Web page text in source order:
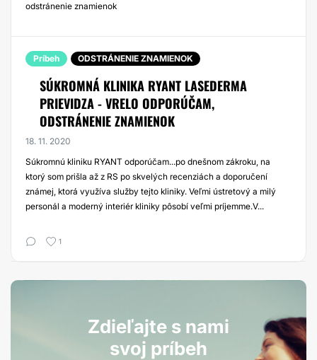
odstránenie znamienok
Príbeh ODSTRÁNENIE ZNAMIENOK
SÚKROMNÁ KLINIKA RYANT LASEDERMA
PRIEVIDZA - VRELO ODPORÚČAM,
ODSTRÁNENIE ZNAMIENOK
18. 11. 2020
Súkromnú kliniku RYANT odporúčam...po dnešnom zákroku, na
ktorý som prišla až z RS po skvelých recenziách a doporučení
známej, ktorá využíva služby tejto kliniky. Veľmi ústretový a milý
personál a moderný interiér kliniky pôsobí veľmi príjemme.V...
1
Zdieľajte s nami
svoj príbeh